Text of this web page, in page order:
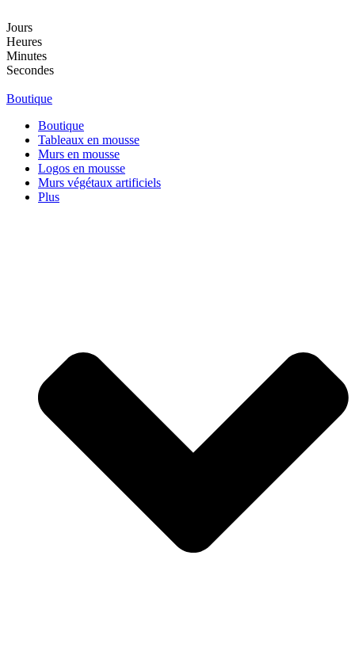
au
contenu
Jours
Heures
Minutes
Secondes
Boutique
Boutique
Tableaux en mousse
Murs en mousse
Logos en mousse
Murs végétaux artificiels
Plus